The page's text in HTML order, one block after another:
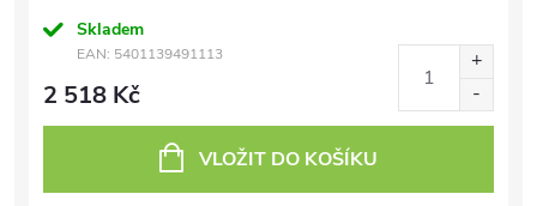
Skladem
EAN: 5401139491113
2 518 Kč
VLOŽIT DO KOŠÍKU